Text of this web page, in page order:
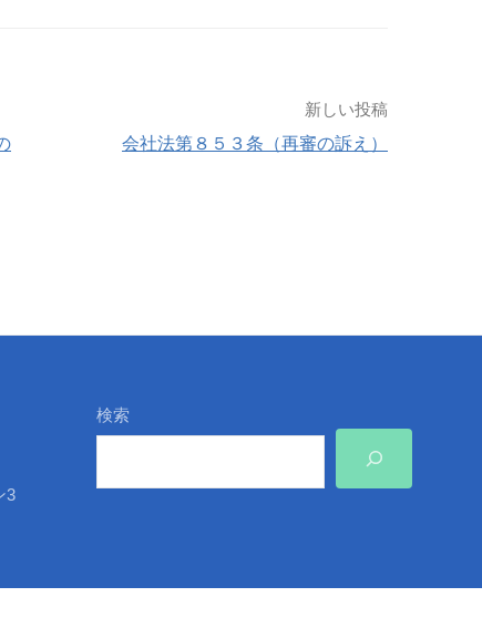
新しい投稿
会社法第８５３条（再審の訴え）
3
検索